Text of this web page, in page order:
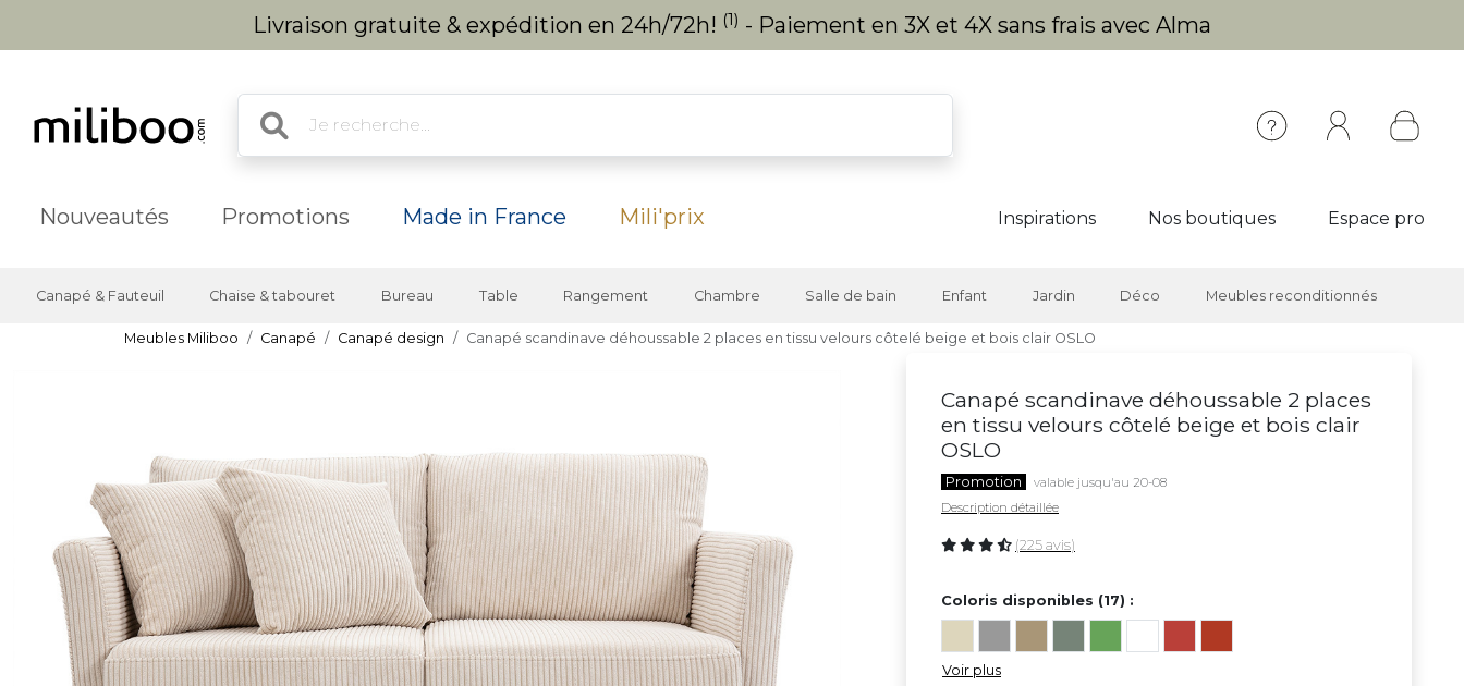
Livraison gratuite & expédition en 24h/72h! (1) - Paiement en 3X et 4X sans frais avec Alma
Nouveautés Promotions Made in France Mili'prix Inspirations Nos boutiques Espace pro
Canapé & Fauteuil Chaise & tabouret Bureau Table Rangement Chambre Salle de bain Enfant Jardin Déco Meubles reconditionnés
Meubles Miliboo Canapé Canapé design Canapé scandinave déhoussable 2 places en tissu velours côtelé beige et bois clair OSLO
Canapé scandinave déhoussable 2 places
en tissu velours côtelé beige et bois clair
OSLO
Promotion
valable jusqu'au 20-08
Description détaillée
(225 avis)
Coloris disponibles (17) :
Voir plus